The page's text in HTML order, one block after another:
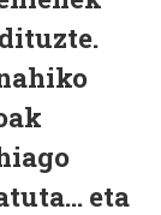
eta